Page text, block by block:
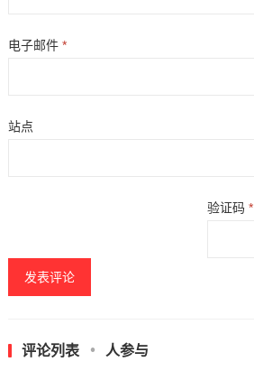
电子邮件 *
站点
验证码*
评论列表 人参与